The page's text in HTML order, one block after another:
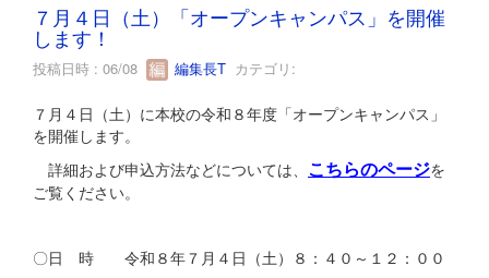
７月４日（土）「オープンキャンパス」を開催
します！
投稿日時 : 06/08 編集長T カテゴリ:
７月４日（土）に本校の令和８年度「オープンキャンパス」
を開催します。
詳細および申込方法などについては、 こちらのページを
ご覧ください。
〇日 時 令和８年７月４日（土）８：４０～１２：００